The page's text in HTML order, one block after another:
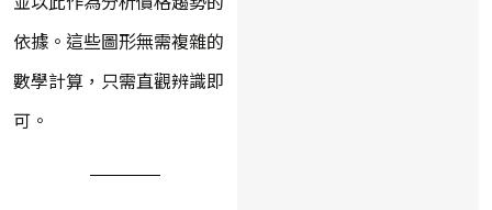
依據。這些圖形無需複雜的
數學計算，只需直觀辨識即
可。